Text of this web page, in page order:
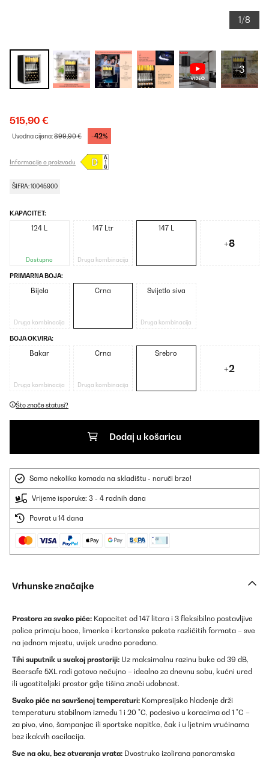
1/8
+3
515,90 €
Uvodna cijena:899,90 € -42%
Informacije o proizvodu
ŠIFRA: 10045900
KAPACITET:
124 L
Dostupno
147 Ltr
Druga kombinacija
147 L
+8
PRIMARNA BOJA:
Bijela
Druga kombinacija
Crna Svijetlo siva
Druga kombinacija
BOJA OKVIRA:
Bakar
Druga kombinacija
Crna
Druga kombinacija
Srebro
+2
Što znače statusi?
Dodaj u košaricu
Samo nekoliko komada na skladištu - naruči brzo!
Vrijeme isporuke: 3 - 4 radnih dana
Povrat u 14 dana
Vrhunske značajke
Prostora za svako piće: Kapacitet od 147 litara i 3 fleksibilno postavljive
police primaju boce, limenke i kartonske pakete različitih formata – sve
na jednom mjestu, uvijek uredno poredano.
Tihi suputnik u svakoj prostoriji: Uz maksimalnu razinu buke od 39 dB,
Beersafe 5XL radi gotovo nečujno – idealno za dnevnu sobu, kućni ured
ili ugostiteljski prostor gdje tišina znači udobnost.
Svako piće na savršenoj temperaturi: Kompresijsko hlađenje drži
temperaturu stabilnom između 1 i 20 °C, podesivo u koracima od 1 °C –
za pivo, vino, šampanjac ili sportske napitke, čak i u ljetnim vrućinama
bez ikakvih oscilacija.
Sve na oku, bez otvaranja vrata: Dvostruko izolirana panoramska